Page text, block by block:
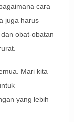
cara
juga harus
obat-obatan
Mari kita
yang lebih